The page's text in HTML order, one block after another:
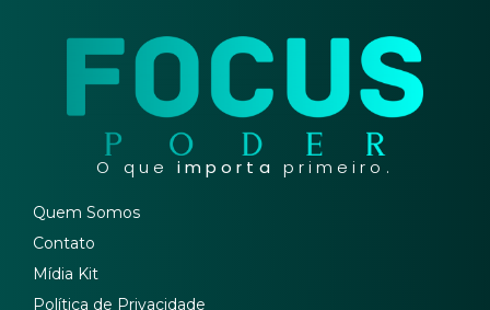
O que importa primeiro.
Quem Somos
Contato
Mídia Kit
Política de Privacidade